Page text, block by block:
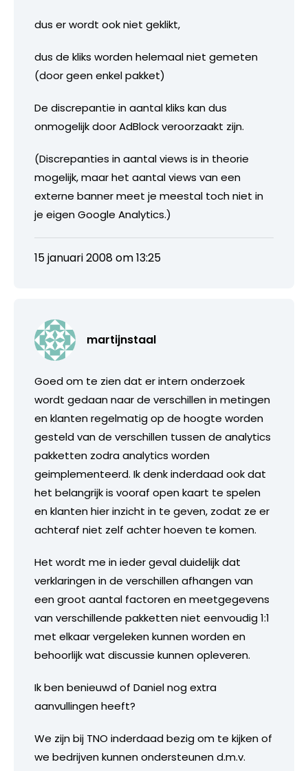
dus er wordt ook niet geklikt,
dus de kliks worden helemaal niet gemeten
(door geen enkel pakket)
De discrepantie in aantal kliks kan dus
onmogelijk door AdBlock veroorzaakt zijn.
(Discrepanties in aantal views is in theorie
mogelijk, maar het aantal views van een
externe banner meet je meestal toch niet in
je eigen Google Analytics.)
15 januari 2008 om 13:25
martijnstaal
Goed om te zien dat er intern onderzoek
wordt gedaan naar de verschillen in metingen
en klanten regelmatig op de hoogte worden
gesteld van de verschillen tussen de analytics
pakketten zodra analytics worden
geimplementeerd. Ik denk inderdaad ook dat
het belangrijk is vooraf open kaart te spelen
en klanten hier inzicht in te geven, zodat ze er
achteraf niet zelf achter hoeven te komen.
Het wordt me in ieder geval duidelijk dat
verklaringen in de verschillen afhangen van
een groot aantal factoren en meetgegevens
van verschillende pakketten niet eenvoudig 1:1
met elkaar vergeleken kunnen worden en
behoorlijk wat discussie kunnen opleveren.
Ik ben benieuwd of Daniel nog extra
aanvullingen heeft?
We zijn bij TNO inderdaad bezig om te kijken of
we bedrijven kunnen ondersteunen d.m.v.